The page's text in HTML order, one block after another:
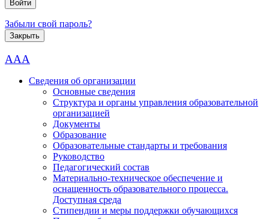
Забыли свой пароль?
Закрыть
AAA
Сведения об организации
Основные сведения
Структура и органы управления образовательной
организацией
Документы
Образование
Образовательные стандарты и требования
Руководство
Педагогический состав
Материально-техническое обеспечение и
оснащенность образовательного процесса.
Доступная среда
Стипендии и меры поддержки обучающихся